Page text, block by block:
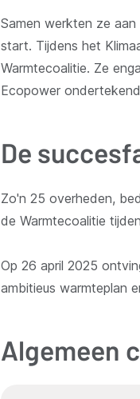
Samen werkten ze
start. Tijdens het
Warmtecoalitie. Ze
Ecopower
De
Zo'n 25 overheden,
de Warmtecoalitie
Op 26 april 2025
ambitieus warmteplan
Algemeen